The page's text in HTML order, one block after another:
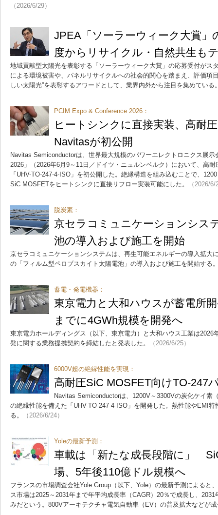
（2026/6/29）
JPEA「ソーラーウィーク大賞
度からリサイクル・自然共生も
地域貢献型太陽光を表彰する「ソーラーウィーク大賞」の応募受付がス
による環境被害や、パネルリサイクルへの社会的関心を踏まえ、評価項
しい太陽光”を表彰するアワードとして、業界内外から注目を集めている
PCIM Expo & Conference 2026：
ヒートシンクに直接実装、高
Navitasが初公開
Navitas Semiconductorは、世界最大規模のパワーエレクトロニクス展
2026」（2026年6月9～11日／ドイツ・ニュルンベルク）において、高
「UHV-TO-247-4-ISO」を初公開した。絶縁構造を組み込むことで、
SiC MOSFETをヒートシンクに直接リフロー実装可能にした。
（2026/6/
脱炭素：
京セラコミュニケーションシス
池の導入および施工を開始
京セラコミュニケーションシステムは、再生可能エネルギーの導入拡大
の「フィルム型ペロブスカイト太陽電池」の導入および施工を開始する
蓄電・発電機器：
東京電力と大和ハウスが蓄電所
までに4GWh規模を開発へ
東京電力ホールディングス（以下、東京電力）と大和ハウス工業は2026
発に関する業務提携契約を締結したと発表した。
（2026/6/25）
6000V超の絶縁性能を実現：
高耐圧SiC MOSFET向けTO-247
Navitas Semiconductorは、1200V～3300Vの炭化ケイ素
の絶縁性能を備えた「UHV-TO-247-4-ISO」を開発した。熱性能やEMI
る。
（2026/6/24）
Yoleの最新予測：
車載は「新たな成長段階に」
場、5年後110億ドル規模へ
フランスの市場調査会社Yole Group（以下、Yole）の最新予測によると
ス市場は2025～2031年まで年平均成長率（CAGR）20％で成長し、
みだという。800Vアーキテクチャ電気自動車（EV）の普及拡大などが